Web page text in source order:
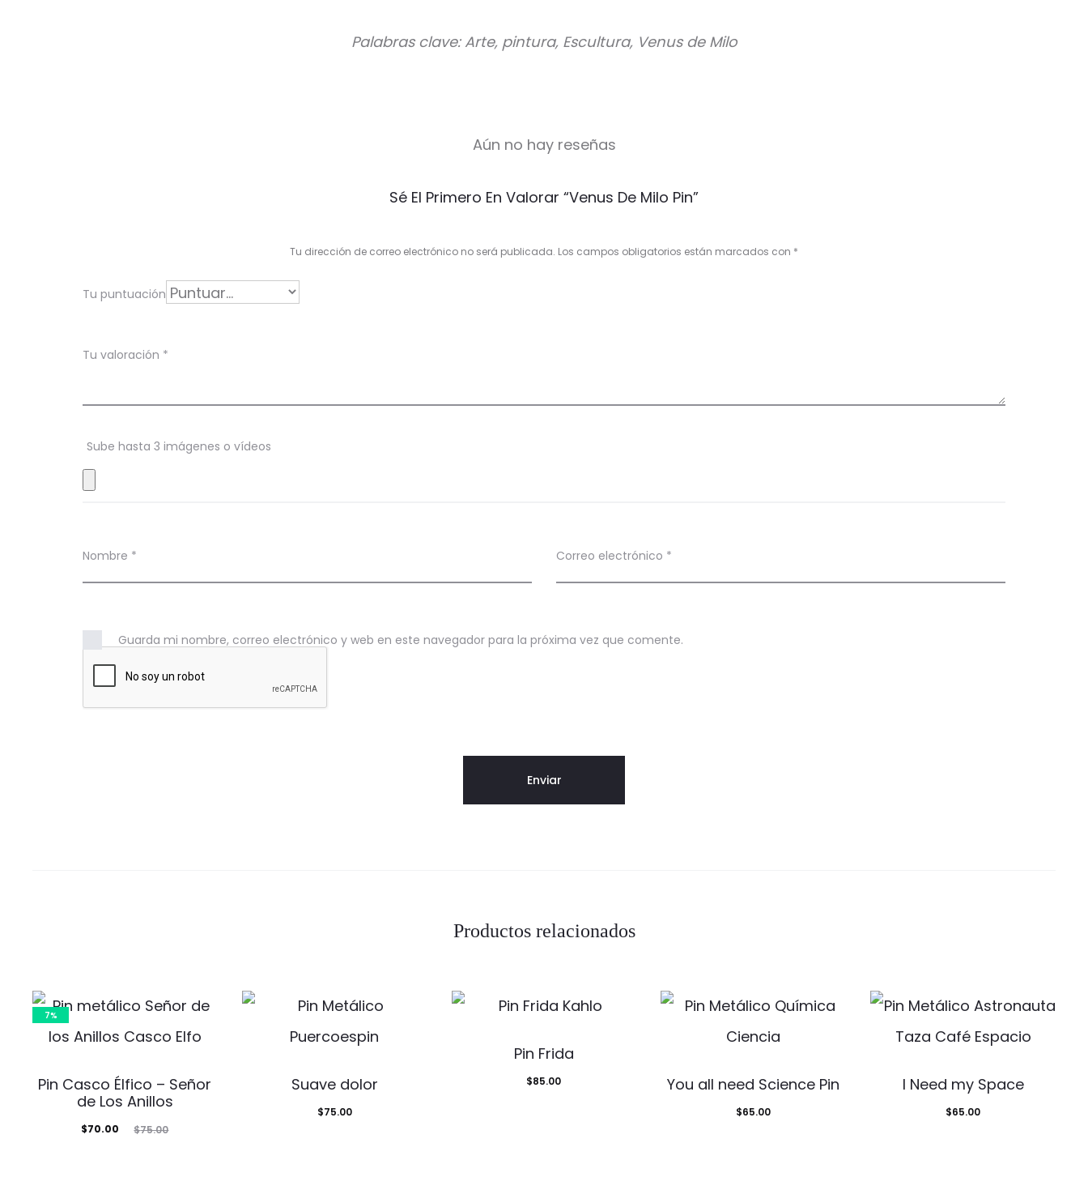
Palabras clave: Arte, pintura, Escultura, Venus de Milo
r
c
n
e
Aún no hay reseñas
Sé El Primero En Valorar “Venus De Milo Pin”
Tu dirección de correo electrónico no será publicada. Los campos obligatorios están marcados con *
Tu puntuación
Tu valoración *
Sube hasta 3 imágenes o vídeos
Nombre * Correo electrónico *
Guarda mi nombre, correo electrónico y web en este navegador para la próxima vez que comente.
Productos relacionados
7%
Pin Casco Élfico – Señor
de Los Anillos
$75.00
El
$70.00
El
Suave dolor
$75.00
Pin Frida
$85.00 You all need Science Pin
$65.00
I Need my Space
$65.00